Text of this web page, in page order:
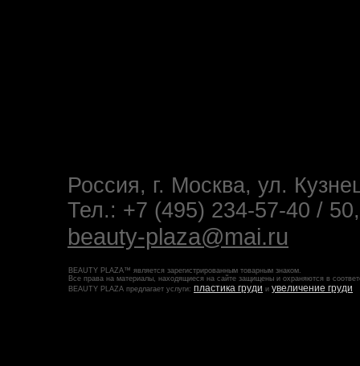
Россия, г. Москва, ул.
Тел.: +7 (495) 234-57-40 /
beauty-plaza@mai.ru
BEAUTY PLAZA™ является зарегистрированным товарным знаком.
Все права на материалы, находящиеся на сайте защищены и охраняются в
BEAUTY PLAZA предлагает услуги: пластика груди и увеличение груди